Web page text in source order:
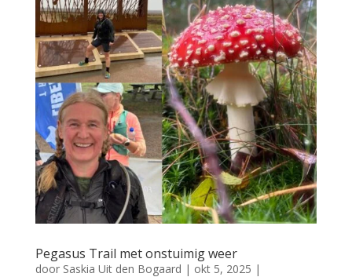
Pegasus Trail met onstuimig weer
door Saskia Uit den Bogaard | okt 5, 2025 |